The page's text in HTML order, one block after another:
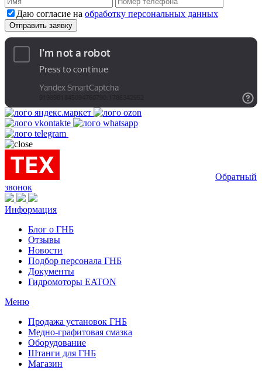
Даю согласие на обработку персональных данных
Обратный
звонок
Информация
Блог о ГНБ
Отзывы
Новости
Подбор персонала ГНБ
Документы
Гидромоторы EATON
Меню
Продажа установок ГНБ
Медно-графитовая смазка
Оборудование
Штанги для ГНБ
Магазин